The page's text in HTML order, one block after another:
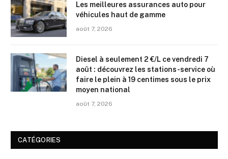
Les meilleures assurances auto pour
véhicules haut de gamme
août 7, 2026
Diesel à seulement 2 €/L ce vendredi 7
août : découvrez les stations-service où
faire le plein à 19 centimes sous le prix
moyen national
août 7, 2026
CATÉGORIES